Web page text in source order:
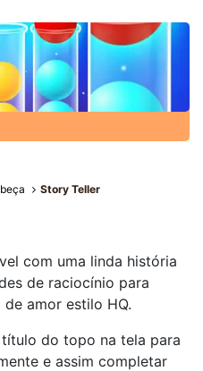
Story Teller
com uma linda história
de raciocínio para
amor estilo HQ.
do topo na tela para
e assim completar